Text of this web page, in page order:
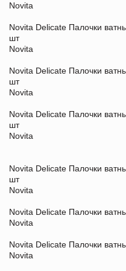
Novita
Novita Delicate Палочки
шт
Novita
Novita Delicate Палочки
шт
Novita
Novita Delicate Палочки
шт
Novita
Novita Delicate Палочки
шт
Novita
Novita Delicate Палочки
Novita
Novita Delicate Палочки
Novita